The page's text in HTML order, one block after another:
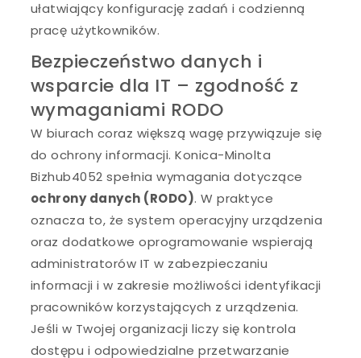
ułatwiający konfigurację zadań i codzienną
pracę użytkowników.
Bezpieczeństwo danych i
wsparcie dla IT – zgodność z
wymaganiami RODO
W biurach coraz większą wagę przywiązuje się
do ochrony informacji. Konica-Minolta
Bizhub4052 spełnia wymagania dotyczące
ochrony danych (RODO). W praktyce
oznacza to, że system operacyjny urządzenia
oraz dodatkowe oprogramowanie wspierają
administratorów IT w zabezpieczaniu
informacji i w zakresie możliwości identyfikacji
pracowników korzystających z urządzenia.
Jeśli w Twojej organizacji liczy się kontrola
dostępu i odpowiedzialne przetwarzanie